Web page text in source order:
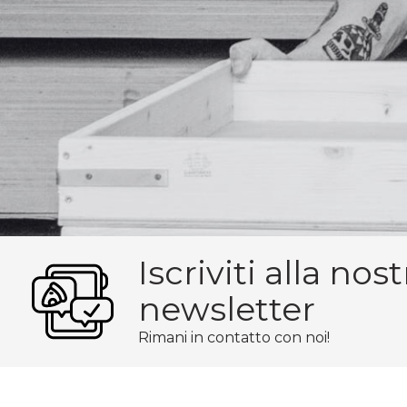
Iscriviti alla
newsletter
Rimani in contatto con noi!